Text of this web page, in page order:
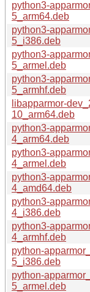
python3-
5_arm64.deb
python3-
5_i386.deb
python3-
5_armel.deb
python3-
5_armhf.deb
libapparmor-
10_arm64.deb
python3-
4_arm64.deb
python3-
4_armel.deb
python3-
4_amd64.deb
python3-
4_i386.deb
python3-
4_armhf.deb
python-
5_i386.deb
python-
5_armel.deb